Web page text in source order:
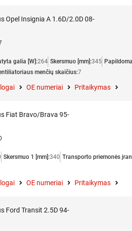
Opel Insignia A 1.6D/2.0D 08-
galia [W]:264 Skersmuo [mm]:345
menčių skaičius:7
OE numeriai Pritaikymas
Fiat Bravo/Brava 95-
Skersmuo 1 [mm]:340 Transporto priemonės
OE numeriai Pritaikymas
Ford Transit 2.5D 94-